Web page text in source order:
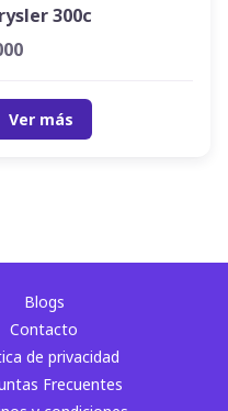
300c
Ver más
Blogs
Contacto
de privacidad
Frecuentes